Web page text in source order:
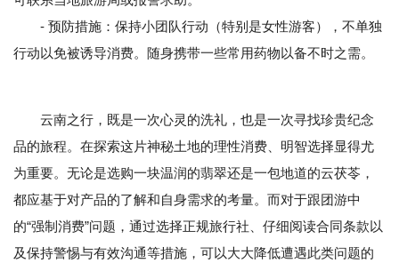
- 预防措施：保持小团队行动（特别是女性游客），不单独
行动以免被诱导消费。随身携带一些常用药物以备不时之需。
云南之行，既是一次心灵的洗礼，也是一次寻找珍贵纪念
品的旅程。在探索这片神秘土地的理性消费、明智选择显得尤
为重要。无论是选购一块温润的翡翠还是一包地道的云茯苓，
都应基于对产品的了解和自身需求的考量。而对于跟团游中
的“强制消费”问题，通过选择正规旅行社、仔细阅读合同条款以
及保持警惕与有效沟通等措施，可以大大降低遭遇此类问题的